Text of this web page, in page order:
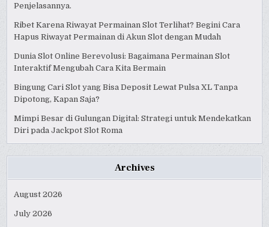
Penjelasannya.
Ribet Karena Riwayat Permainan Slot Terlihat? Begini Cara
Hapus Riwayat Permainan di Akun Slot dengan Mudah
Dunia Slot Online Berevolusi: Bagaimana Permainan Slot
Interaktif Mengubah Cara Kita Bermain
Bingung Cari Slot yang Bisa Deposit Lewat Pulsa XL Tanpa
Dipotong, Kapan Saja?
Mimpi Besar di Gulungan Digital: Strategi untuk Mendekatkan
Diri pada Jackpot Slot Roma
Archives
August 2026
July 2026